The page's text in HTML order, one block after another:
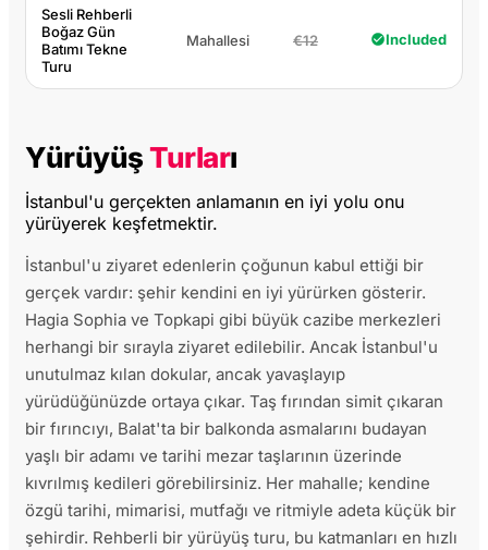
Sesli Rehberli
Boğaz Gün
Batımı Tekne
Turu
Mahallesi €12 Included
YürüyüşTurları
İstanbul'u gerçekten anlamanın en iyi yolu onu
yürüyerek keşfetmektir.
İstanbul'u ziyaret edenlerin çoğunun kabul ettiği bir
gerçek vardır: şehir kendini en iyi yürürken gösterir.
Hagia Sophia ve Topkapi gibi büyük cazibe merkezleri
herhangi bir sırayla ziyaret edilebilir. Ancak İstanbul'u
unutulmaz kılan dokular, ancak yavaşlayıp
yürüdüğünüzde ortaya çıkar. Taş fırından simit çıkaran
bir fırıncıyı, Balat'ta bir balkonda asmalarını budayan
yaşlı bir adamı ve tarihi mezar taşlarının üzerinde
kıvrılmış kedileri görebilirsiniz. Her mahalle; kendine
özgü tarihi, mimarisi, mutfağı ve ritmiyle adeta küçük bir
şehirdir. Rehberli bir yürüyüş turu, bu katmanları en hızlı